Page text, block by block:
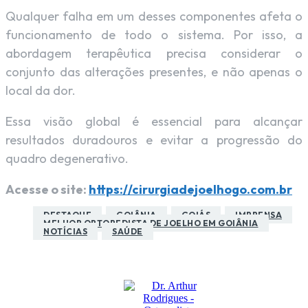
Qualquer falha em um desses componentes afeta o
funcionamento de todo o sistema. Por isso, a
abordagem terapêutica precisa considerar o
conjunto das alterações presentes, e não apenas o
local da dor.
Essa visão global é essencial para alcançar
resultados duradouros e evitar a progressão do
quadro degenerativo.
Acesse o site: https://cirurgiadejoelhogo.com.br
DESTAQUE GOIÂNIA GOIÁS
IMPRENSA
MELHOR ORTOPEDISTA DE JOELHO EM GOIÂNIA
NOTÍCIAS
SAÚDE